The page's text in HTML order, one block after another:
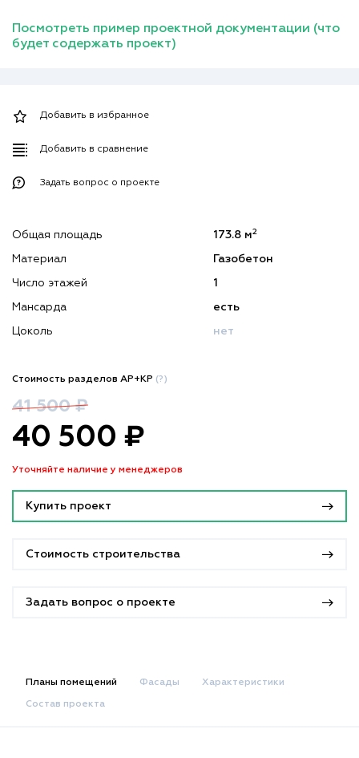
Посмотреть пример проектной документации (что
будет содержать проект)
Добавить в избранное
Добавить в сравнение
Задать вопрос о проекте
Общая площадь 173.8 м2
Материал Газобетон
Число этажей 1
Мансарда есть
Цоколь нет
Стоимость разделов АР+КР (?)
41 500 ₽
40 500 ₽
Уточняйте наличие у менеджеров
Купить проект
Стоимость строительства
Задать вопрос о проекте
Планы помещений Фасады Характеристики
Состав проекта